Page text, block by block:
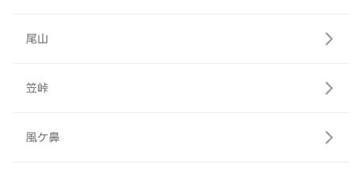
尾山
笠峠
風ケ鼻